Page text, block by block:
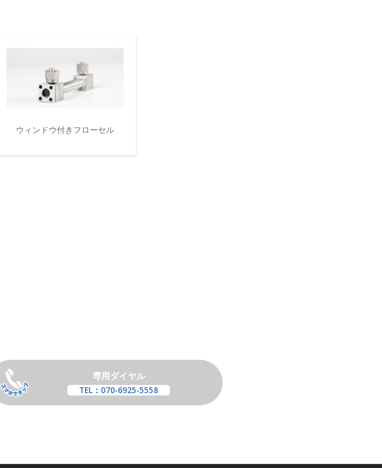
ウィンドウ付きフローセル
専用ダイヤル
TEL：070-6925-5558